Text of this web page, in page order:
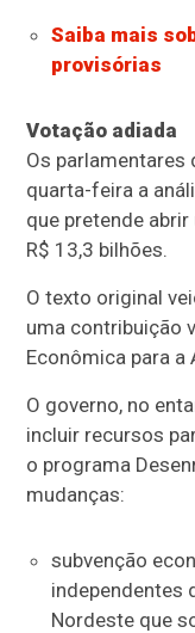
Saiba mais
provisórias
Votação adiada
Os parlamentares
quarta-feira a
que pretende
R$ 13,3 bilhões.
O texto original
uma contribuição
Econômica para a
O governo, no
incluir recursos
o programa
mudanças:
subvenção
independentes
Nordeste que